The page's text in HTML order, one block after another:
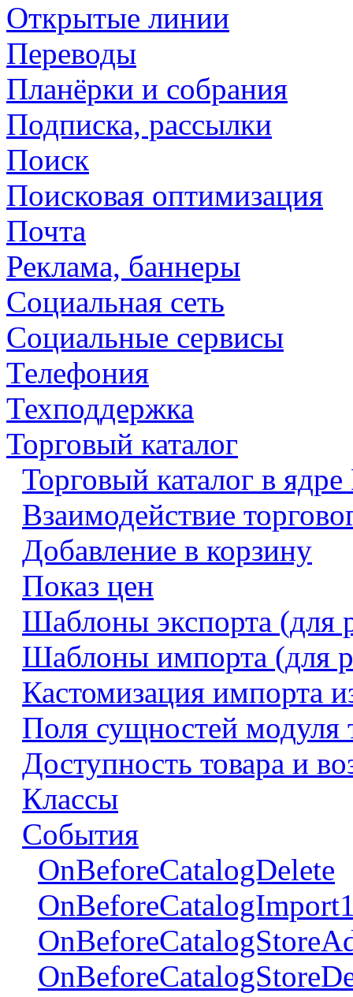
Открытые линии
Переводы
Планёрки и собрания
Подписка, рассылки
Поиск
Поисковая оптимизация
Почта
Реклама, баннеры
Социальная сеть
Социальные сервисы
Телефония
Техподдержка
Торговый каталог
Торговый каталог в
Взаимодействие
Добавление в корзину
Показ цен
Шаблоны экспорта (для
Шаблоны импорта (для
Кастомизация импорта
Поля сущностей модуля
Доступность товара и
Классы
События
OnBeforeCatalogDelete